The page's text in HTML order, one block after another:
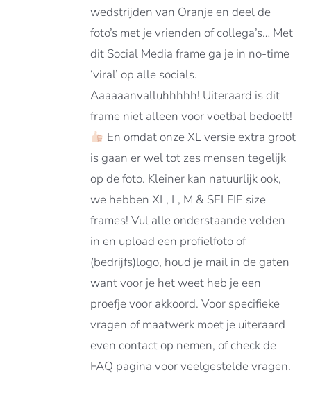
wedstrijden van Oranje en deel de
foto’s met je vrienden of collega’s… Met
dit Social Media frame ga je in no-time
‘viral’ op alle socials.
Aaaaaanvalluhhhhh! Uiteraard is dit
frame niet alleen voor voetbal bedoelt!
En omdat onze XL versie extra groot
is gaan er wel tot zes mensen tegelijk
op de foto. Kleiner kan natuurlijk ook,
we hebben XL, L, M & SELFIE size
frames! Vul alle onderstaande velden
in en upload een profielfoto of
(bedrijfs)logo, houd je mail in de gaten
want voor je het weet heb je een
proefje voor akkoord. Voor specifieke
vragen of maatwerk moet je uiteraard
even contact op nemen, of check de
FAQ pagina voor veelgestelde vragen.